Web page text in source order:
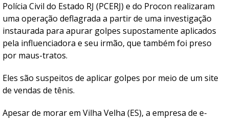
Polícia Civil do Estado RJ (PCERJ) e do Procon realizaram
uma operação deflagrada a partir de uma investigação
instaurada para apurar golpes supostamente aplicados
pela influenciadora e seu irmão, que também foi preso
por maus-tratos.
Eles são suspeitos de aplicar golpes por meio de um site
de vendas de tênis.
Apesar de morar em Vilha Velha (ES), a empresa de e-